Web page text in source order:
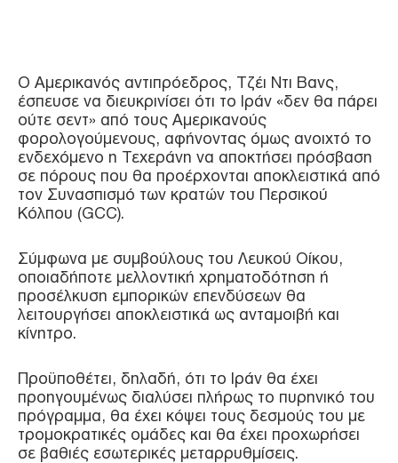
Ο Αμερικανός αντιπρόεδρος, Τζέι Ντι Βανς,
έσπευσε να διευκρινίσει ότι το Ιράν «δεν θα πάρει
ούτε σεντ» από τους Αμερικανούς
φορολογούμενους, αφήνοντας όμως ανοιχτό το
ενδεχόμενο η Τεχεράνη να αποκτήσει πρόσβαση
σε πόρους που θα προέρχονται αποκλειστικά από
τον Συνασπισμό των κρατών του Περσικού
Κόλπου (GCC).
Σύμφωνα με συμβούλους του Λευκού Οίκου,
οποιαδήποτε μελλοντική χρηματοδότηση ή
προσέλκυση εμπορικών επενδύσεων θα
λειτουργήσει αποκλειστικά ως ανταμοιβή και
κίνητρο.
Προϋποθέτει, δηλαδή, ότι το Ιράν θα έχει
προηγουμένως διαλύσει πλήρως το πυρηνικό του
πρόγραμμα, θα έχει κόψει τους δεσμούς του με
τρομοκρατικές ομάδες και θα έχει προχωρήσει
σε βαθιές εσωτερικές μεταρρυθμίσεις.